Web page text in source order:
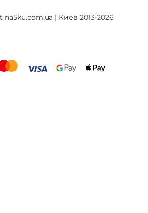
| Киев 2013-2026